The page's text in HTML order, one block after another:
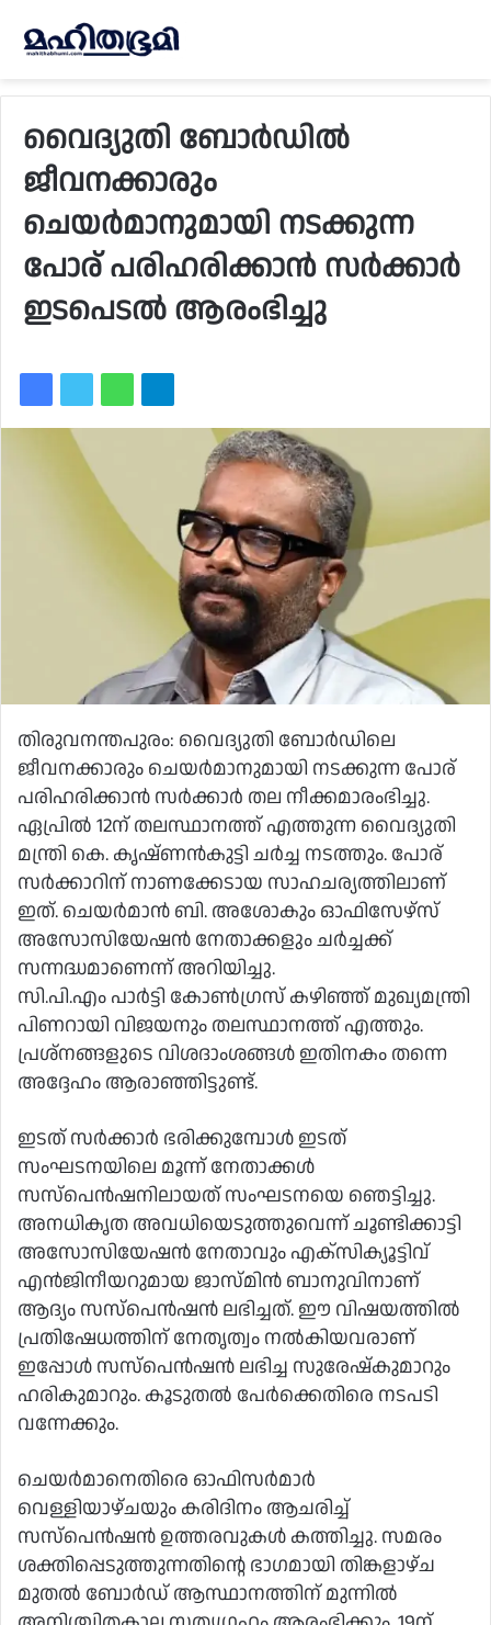
വൈദ്യുതി ബോര്‍ഡില്‍
ജീവനക്കാരും
ചെയര്‍മാനുമായി നടക്കുന്ന
പോര് പരിഹരിക്കാന്‍ സര്‍ക്കാര്‍
ഇടപെടല്‍ ആരംഭിച്ചു
തിരുവനന്തപുരം: വൈദ്യുതി ബോര്‍ഡിലെ
ജീവനക്കാരും ചെയര്‍മാനുമായി നടക്കുന്ന പോര്
പരിഹരിക്കാന്‍ സര്‍ക്കാര്‍ തല നീക്കമാരംഭിച്ചു.
ഏപ്രില്‍ 12ന് തലസ്ഥാനത്ത് എത്തുന്ന വൈദ്യുതി
മന്ത്രി കെ. കൃഷ്ണന്‍കുട്ടി ചര്‍ച്ച നടത്തും. പോര്
സര്‍ക്കാറിന് നാണക്കേടായ സാഹചര്യത്തിലാണ്
ഇത്. ചെയര്‍മാന്‍ ബി. അശോകും ഓഫിസേഴ്‌സ്
അസോസിയേഷന്‍ നേതാക്കളും ചര്‍ച്ചക്ക്
സന്നദ്ധമാണെന്ന് അറിയിച്ചു.
സി.പി.എം പാര്‍ട്ടി കോണ്‍ഗ്രസ് കഴിഞ്ഞ് മുഖ്യമന്ത്രി
പിണറായി വിജയനും തലസ്ഥാനത്ത് എത്തും.
പ്രശ്‌നങ്ങളുടെ വിശദാംശങ്ങള്‍ ഇതിനകം തന്നെ
അദ്ദേഹം ആരാഞ്ഞിട്ടുണ്ട്.
ഇടത് സര്‍ക്കാര്‍ ഭരിക്കുമ്പോള്‍ ഇടത്
സംഘടനയിലെ മൂന്ന് നേതാക്കള്‍
സസ്‌പെന്‍ഷനിലായത് സംഘടനയെ ഞെട്ടിച്ചു.
അനധികൃത അവധിയെടുത്തുവെന്ന് ചൂണ്ടിക്കാട്ടി
അസോസിയേഷന്‍ നേതാവും എക്‌സിക്യൂട്ടിവ്
എന്‍ജിനീയറുമായ ജാസ്മിന്‍ ബാനുവിനാണ്
ആദ്യം സസ്‌പെന്‍ഷന്‍ ലഭിച്ചത്. ഈ വിഷയത്തില്‍
പ്രതിഷേധത്തിന് നേതൃത്വം നല്‍കിയവരാണ്
ഇപ്പോള്‍ സസ്‌പെന്‍ഷന്‍ ലഭിച്ച സുരേഷ്‌കുമാറും
ഹരികുമാറും. കൂടുതല്‍ പേര്‍ക്കെതിരെ നടപടി
വന്നേക്കും.
ചെയര്‍മാനെതിരെ ഓഫിസര്‍മാര്‍
വെള്ളിയാഴ്ചയും കരിദിനം ആചരിച്ച്
സസ്‌പെന്‍ഷന്‍ ഉത്തരവുകള്‍ കത്തിച്ചു. സമരം
ശക്തിപ്പെടുത്തുന്നതിന്റെ ഭാഗമായി തിങ്കളാഴ്ച
മുതല്‍ ബോര്‍ഡ് ആസ്ഥാനത്തിന് മുന്നില്‍